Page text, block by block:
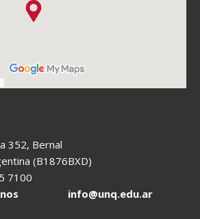
352, Bernal
(B1876BXD)
7100
info@unq.edu.ar